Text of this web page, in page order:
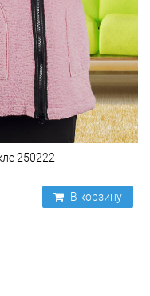
250222
В корзину